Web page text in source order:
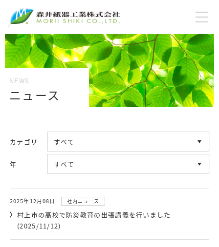
ニュース
カテゴリ
年
2025年12月08日 社内ニュース
村上市の高校で防災教育の出張講義を行いました
(2025/11/12)